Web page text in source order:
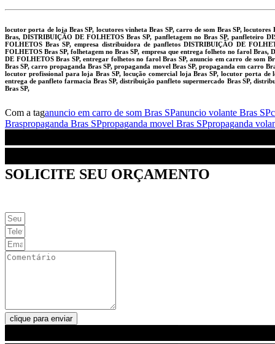
locutor porta de loja Bras SP, locutores vinheta Bras SP, carro de som Bras SP,
Bras, DISTRIBUIÇÃO DE FOLHETOS Bras SP, panfletagem no Bras SP, panfleteiro
FOLHETOS Bras SP, empresa distribuidora de panfletos DISTRIBUIÇÃO DE
FOLHETOS Bras SP, folhetagem no Bras SP, empresa que entrega folheto no farol
DE FOLHETOS Bras SP, entregar folhetos no farol Bras SP, anuncio em carro de som
Bras SP, carro propaganda Bras SP, propaganda movel Bras SP, propaganda em carro
locutor profissional para loja Bras SP, locução comercial loja Bras SP, locutor porta
entrega de panfleto farmacia Bras SP, distribuição panfleto supermercado Bras SP,
Bras SP,
Com a taganuncio em carro de som Bras SPanuncio volante Bras SP
Braspropaganda Bras SPpropaganda movel Bras SPpropaganda
SOLICITE SEU ORÇAMENTO
clique para enviar